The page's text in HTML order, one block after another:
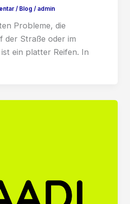
/ Blog / admin
Probleme, die
der Straße oder im
ein platter Reifen. In